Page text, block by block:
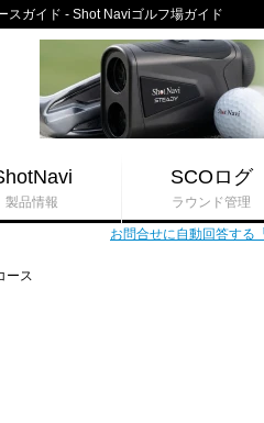
スガイド - Shot Naviゴルフ場ガイド
製品情報
SCOログ
ラウンド管理
お問合せに自動回答する
ース